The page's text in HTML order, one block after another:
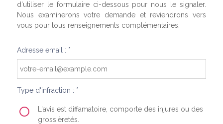
d'utiliser le formulaire ci-dessous pour nous le signaler.
Nous examinerons votre demande et reviendrons vers
vous pour tous renseignements complémentaires.
Adresse email : *
Type d'infraction : *
L'avis est diffamatoire, comporte des injures ou des
grossièretés.